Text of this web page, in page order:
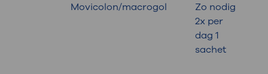
Movicolon/macrogol
Zo nodig
2x per
dag 1
sachet